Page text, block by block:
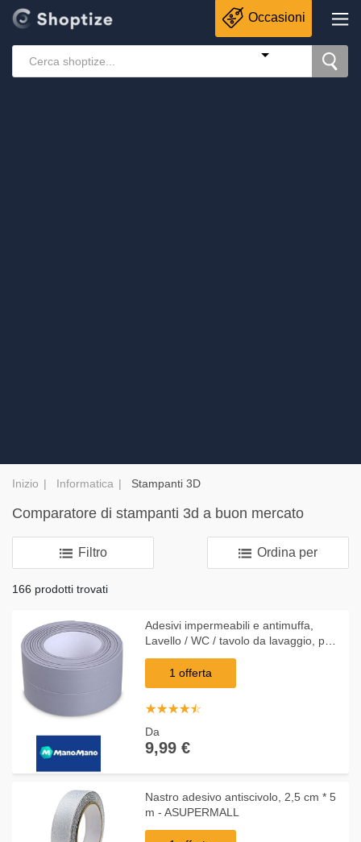
Occasioni
Inizio Informatica Stampanti 3D
Comparatore di stampanti 3d a buon mercato
Filtro Ordina per
166 prodotti trovati
Adesivi impermeabili e antimuffa,
Lavello / WC / tavolo da lavaggio, puo
essere tagliato, 3,2 m * 3,8 cm, grigio
- ASUPERMALL
1 offerta
☆☆☆☆☆
★★★★★
Da
9,99 €
Nastro adesivo antiscivolo, 2,5 cm * 5
m - ASUPERMALL